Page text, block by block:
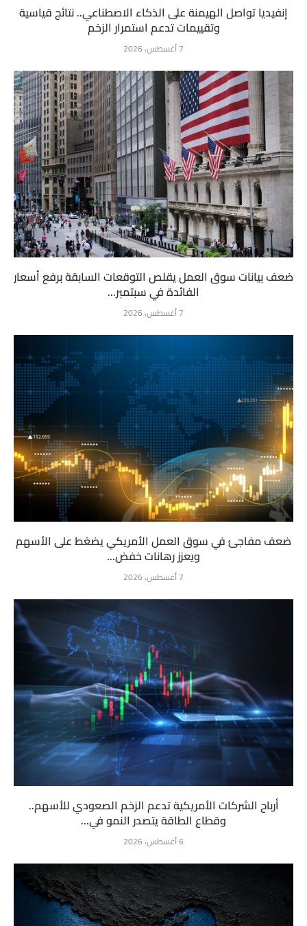
إنفيديا تواصل الهيمنة على الذكاء الاصطناعي.. نتائج قياسية
وتقييمات تدعم استمرار الزخم
7 أغسطس، 2026
ضعف بيانات سوق العمل يقلص التوقعات السابقة برفع أسعار
الفائدة في سبتمبر...
7 أغسطس، 2026
ضعف مفاجئ في سوق العمل الأمريكي يضغط على الأسهم
ويعزز رهانات خفض...
7 أغسطس، 2026
أرباح الشركات الأمريكية تدعم الزخم الصعودي للأسهم..
وقطاع الطاقة يتصدر النمو في...
6 أغسطس، 2026